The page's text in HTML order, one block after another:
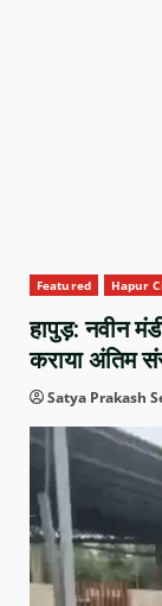
Featured Hapur
हापुड़: नवीन
कराया अंतिम
Satya Prakash